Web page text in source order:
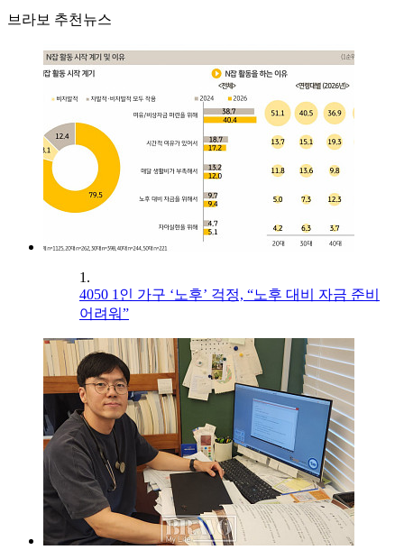
브라보 추천뉴스
1.
4050 1인 가구 ‘노후’ 걱정, “노후 대비 자금 준비
어려워”